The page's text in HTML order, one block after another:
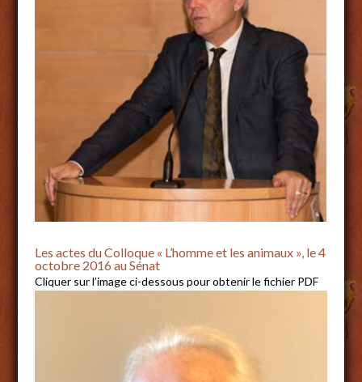
Les actes du Colloque « L’homme et les animaux », le 4
octobre 2016 au Sénat
Cliquer sur l’image ci-dessous pour obtenir le fichier PDF